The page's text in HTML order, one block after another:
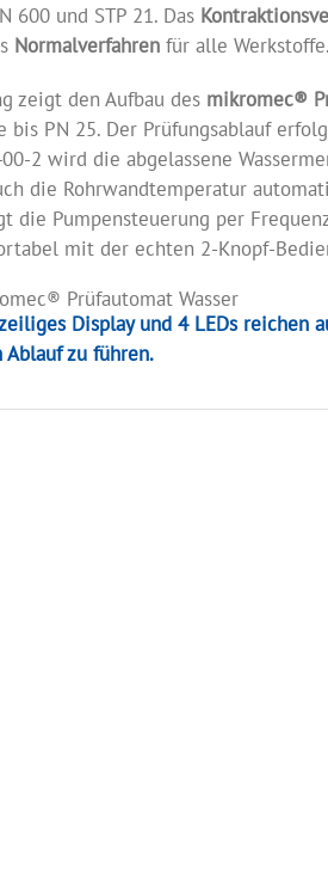
600 und STP 21. Das
Normalverfahren für alle Werkstoffe.
zeigt den Aufbau des mikromec®
bis PN 25. Der Prüfungsablauf
2 wird die abgelassene
die Rohrwandtemperatur
die Pumpensteuerung per
mit der echten 2-Knopf-
Display und 4 LEDs reichen
zu führen.